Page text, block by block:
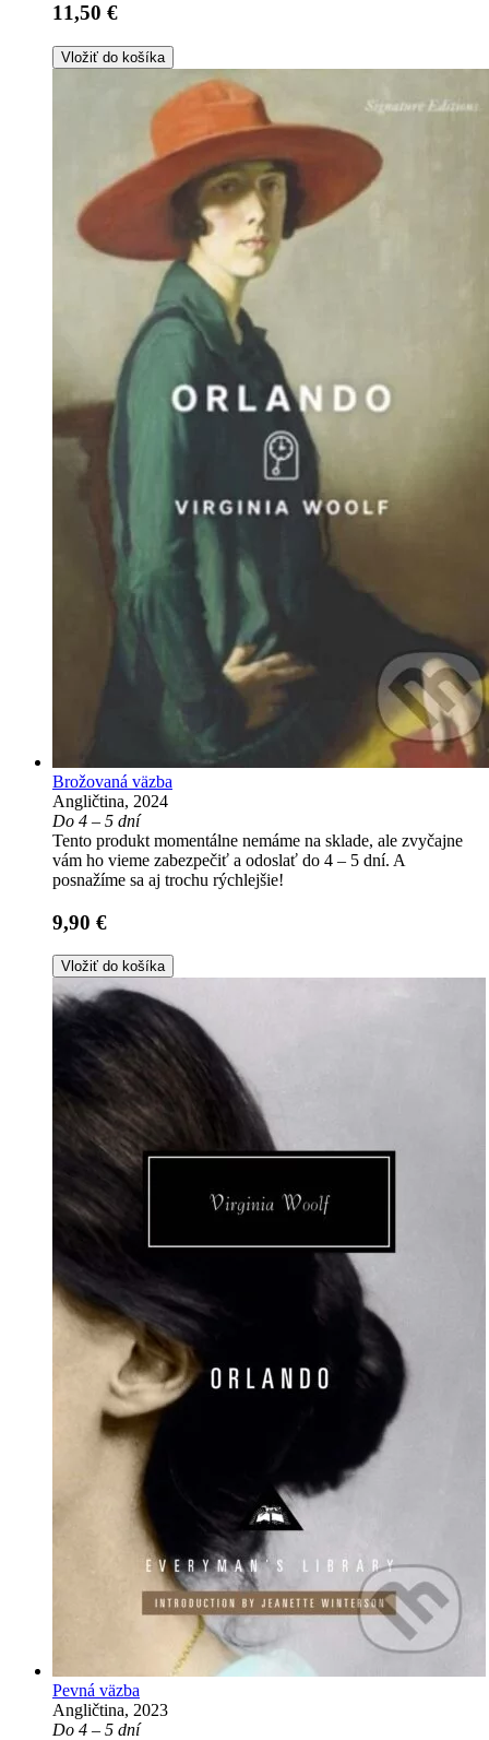
11,50 €
Vložiť do košíka
Brožovaná väzba
Angličtina, 2024
Do 4 – 5 dní
Tento produkt momentálne nemáme na sklade, ale zvyčajne
vám ho vieme zabezpečiť a odoslať do 4 – 5 dní. A
posnažíme sa aj trochu rýchlejšie!
9,90 €
Vložiť do košíka
Pevná väzba
Angličtina, 2023
Do 4 – 5 dní